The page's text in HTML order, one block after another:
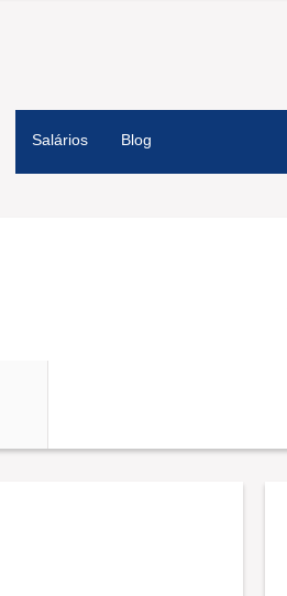
Salários Blog